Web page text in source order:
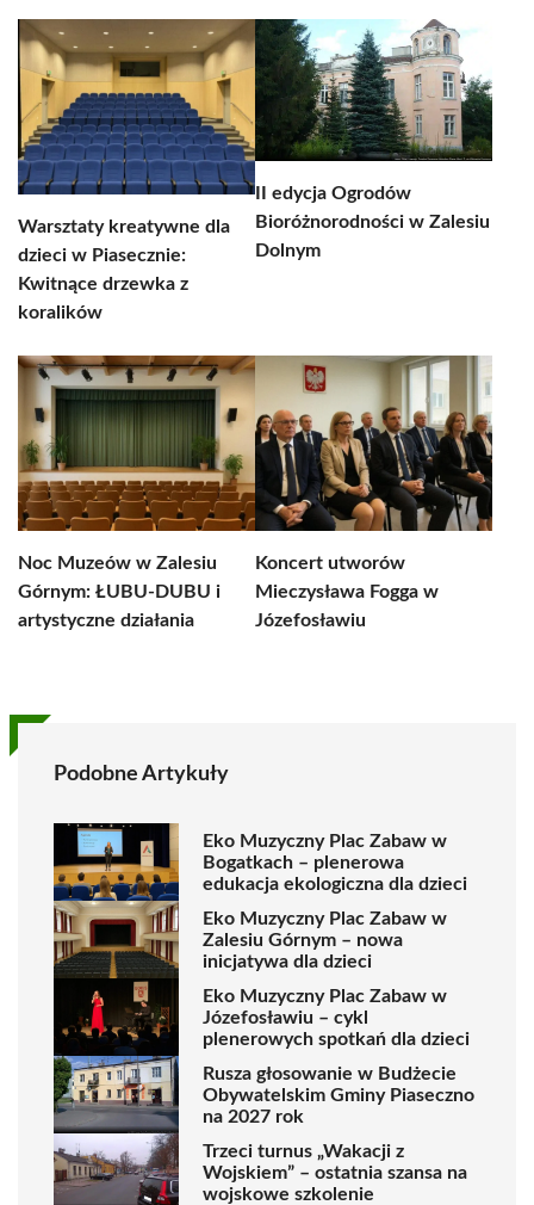
Warsztaty kreatywne dla
dzieci w Piasecznie:
Kwitnące drzewka z
koralików
II edycja Ogrodów
Bioróżnorodności w Zalesiu
Dolnym
Noc Muzeów w Zalesiu
Górnym: ŁUBU-DUBU i
artystyczne działania
Koncert utworów
Mieczysława Fogga w
Józefosławiu
Podobne Artykuły
Eko Muzyczny Plac Zabaw w
Bogatkach – plenerowa
edukacja ekologiczna dla dzieci
Eko Muzyczny Plac Zabaw w
Zalesiu Górnym – nowa
inicjatywa dla dzieci
Eko Muzyczny Plac Zabaw w
Józefosławiu – cykl
plenerowych spotkań dla dzieci
Rusza głosowanie w Budżecie
Obywatelskim Gminy Piaseczno
na 2027 rok
Trzeci turnus „Wakacji z
Wojskiem” – ostatnia szansa na
wojskowe szkolenie